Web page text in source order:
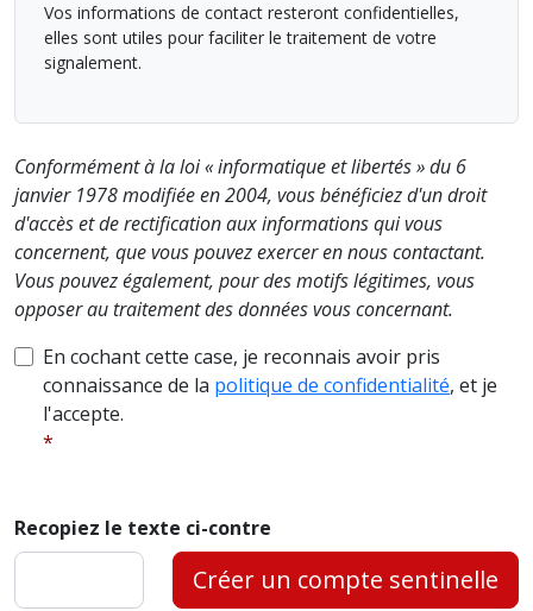
Vos informations de contact resteront confidentielles,
elles sont utiles pour faciliter le traitement de votre
signalement.
Conformément à la loi « informatique et libertés » du 6
janvier 1978 modifiée en 2004, vous bénéficiez d'un droit
d'accès et de rectification aux informations qui vous
concernent, que vous pouvez exercer en nous contactant.
Vous pouvez également, pour des motifs légitimes, vous
opposer au traitement des données vous concernant.
En cochant cette case, je reconnais avoir pris
connaissance de la politique de confidentialité, et je
l'accepte.
Recopiez le texte ci-contre
Créer un compte sentinelle